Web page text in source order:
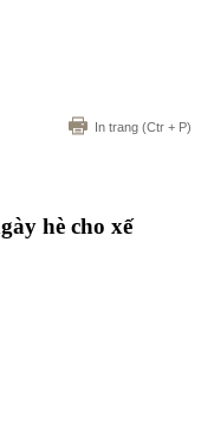
In trang (Ctr + P)
hè cho xế